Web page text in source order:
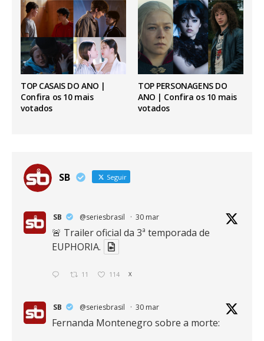
TOP CASAIS DO ANO |
Confira os 10 mais
votados
TOP PERSONAGENS DO
ANO | Confira os 10 mais
votados
SB Seguir
SB @seriesbrasil · 30 mar
🚨 Trailer oficial da 3ª temporada de
EUPHORIA.
11 114 X
SB @seriesbrasil · 30 mar
Fernanda Montenegro sobre a morte: